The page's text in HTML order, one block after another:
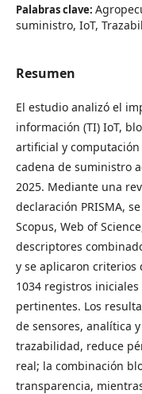
Palabras clave:
suministro, IoT,
Resumen
El estudio analizó el
información (TI) IoT,
artificial y
cadena de suministro
2025. Mediante una
declaración PRISMA,
Scopus, Web of
descriptores
y se aplicaron criterios
1034 registros
pertinentes. Los
de sensores, analítica
trazabilidad, reduce
real; la combinación
transparencia,